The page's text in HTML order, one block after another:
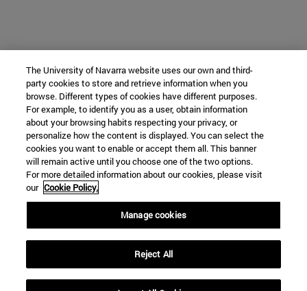
The University of Navarra website uses our own and third-
party cookies to store and retrieve information when you
browse. Different types of cookies have different purposes.
For example, to identify you as a user, obtain information
about your browsing habits respecting your privacy, or
personalize how the content is displayed. You can select the
cookies you want to enable or accept them all. This banner
will remain active until you choose one of the two options.
For more detailed information about our cookies, please visit
our Cookie Policy.
Manage cookies
Reject All